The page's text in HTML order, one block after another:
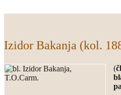
Izidor Bakanja (kol.
(